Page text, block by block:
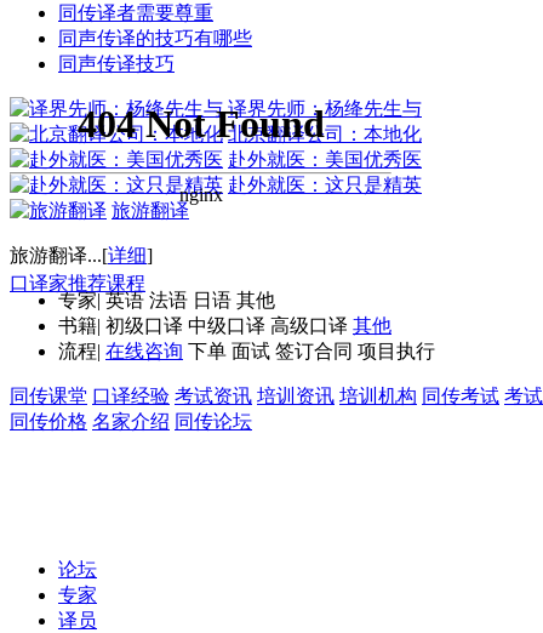
同传译者需要尊重
同声传译的技巧有哪些
同声传译技巧
译界先师：杨绛先生与
北京翻译公司：本地化
赴外就医：美国优秀医
赴外就医：这只是精英
旅游翻译
旅游翻译...[详细]
专家| 英语 法语 日语 其他
书籍| 初级口译 中级口译 高级口译 其他
流程| 在线咨询 下单 面试 签订合同 项目执行
同传课堂 口译经验 考试资讯 培训资讯 培训机构 同传考试 考
同传价格 名家介绍 同传论坛
口译家推荐课程
论坛
专家
译员